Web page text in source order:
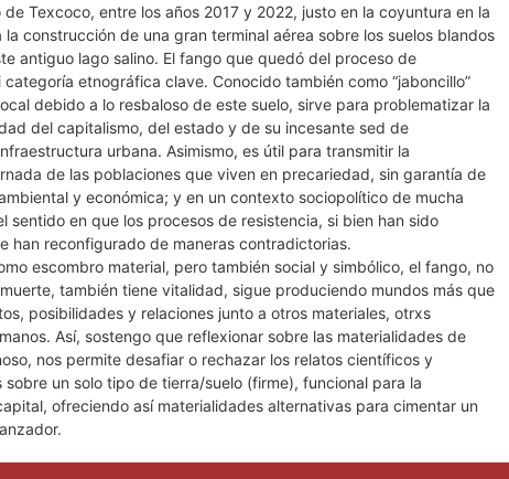
de Texcoco, entre los años 2017 y 2022, justo en la coyuntura en la
construcción de una gran terminal aérea sobre los suelos blandos
antiguo lago salino. El fango que quedó del proceso de
etnográfica clave. Conocido también como “jaboncillo”
debido a lo resbaloso de este suelo, sirve para problematizar la
del capitalismo, del estado y de su incesante sed de
urbana. Asimismo, es útil para transmitir la
de las poblaciones que viven en precariedad, sin garantía de
y económica; y en un contexto sociopolítico de mucha
sentido en que los procesos de resistencia, si bien han sido
han reconfigurado de maneras contradictorias.
escombro material, pero también social y simbólico, el fango, no
también tiene vitalidad, sigue produciendo mundos más que
posibilidades y relaciones junto a otros materiales, otrxs
Así, sostengo que reflexionar sobre las materialidades de
nos permite desafiar o rechazar los relatos científicos y
sobre un solo tipo de tierra/suelo (firme), funcional para la
ofreciendo así materialidades alternativas para cimentar un